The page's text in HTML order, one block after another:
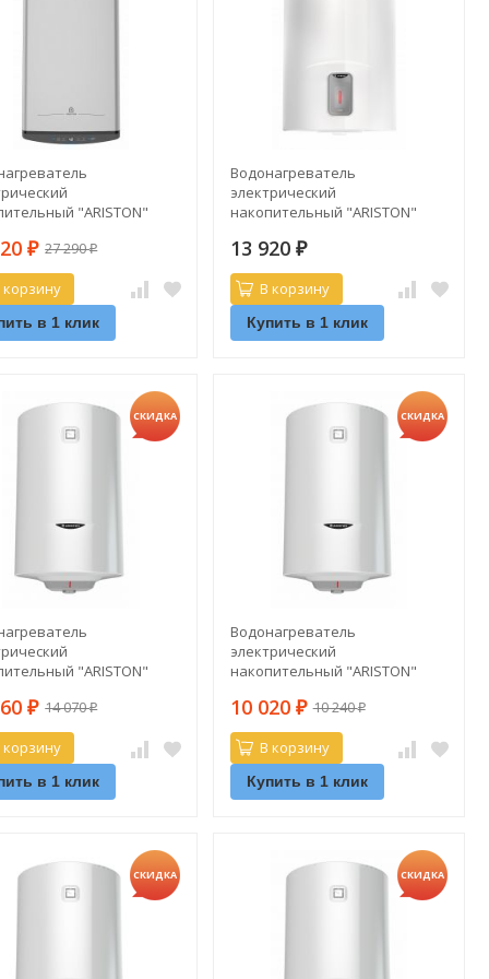
"ARISTON"
₽ 27 290₽
корзину
в 1 клик
Водонагреватель
электрический
накопительный "ARISTON"
13 920 ₽
В корзину
Купить в 1 клик
СКИДКА
"ARISTON"
₽ 14 070₽
корзину
в 1 клик
СКИДКА
Водонагреватель
электрический
накопительный "ARISTON"
10 020 ₽ 10 240₽
В корзину
Купить в 1 клик
СКИДКА СКИДКА